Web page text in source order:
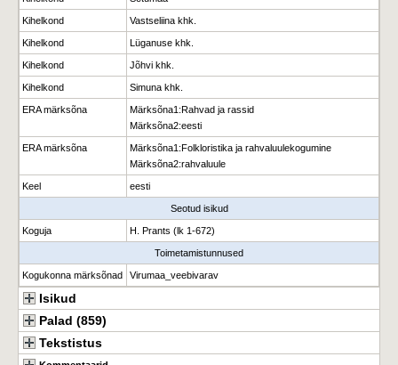
Kihelkond Vastseliina khk.
Kihelkond Lüganuse khk.
Kihelkond Jõhvi khk.
Kihelkond Simuna khk.
ERA märksõna Märksõna1 :Rahvad ja rassid
Märksõna2:eesti
ERA märksõna Märksõna1 :Folkloristika ja rahvaluulekogumine
Märksõna2:rahvaluule
Keel eesti
Seotud isikud
Koguja H. Prants (lk 1-672)
Toimetamistunnused
Kogukonna märksõnad Virumaa_veebivarav
Isikud
Palad (859)
Tekstistus